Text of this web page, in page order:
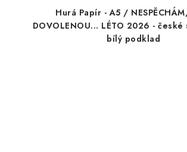
Hurá Papír - A5 /
DOVOLENOU... LÉTO 2026 -
bílý podklad